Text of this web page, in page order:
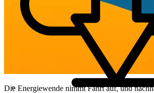
Die Energiewende nimmt Fahrt auf, und